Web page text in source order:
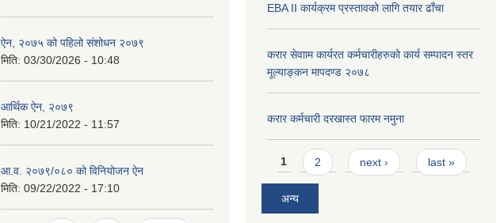
ऐन, २०७५ को पहिलो संशोधन २०७९
मिति: 03/30/2026 - 10:48
आर्थिक ऐन, २०७९
मिति: 10/21/2022 - 11:57
आ.व. २०७९/०८० को विनियोजन ऐन
मिति: 09/22/2022 - 17:10
EBA II कार्यक्रम प्रस्तावको लागि तयार ढाँचा
करार सेवााम कार्यरत कर्मचारीहरुको कार्य सम्पादन स्तर
मूल्याङ्कन मापदण्ड २०७८
करार कर्मचारी दरखास्त फारम नमुना
Pages
1 2 next › last »
अन्य